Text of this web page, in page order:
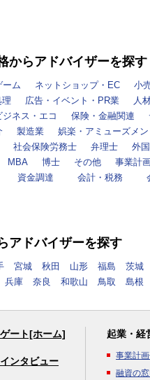
からアドバイザーを探す
ーム ネットショップ・EC 小
理
広告・イベント・PR業 人
ジネス・エコ
保険・金融関連
製造業 娯楽・アミューズメン
社会保険労務士 弁理士 外
MBA 博士 その他 事業計
資金調達 会計・税務
アドバイザーを探す
宮城 秋田 山形 福島 茨城
兵庫 奈良 和歌山 鳥取 島根
ート[ホーム]
ンタビュー
起業・経
事業計
融資の窓